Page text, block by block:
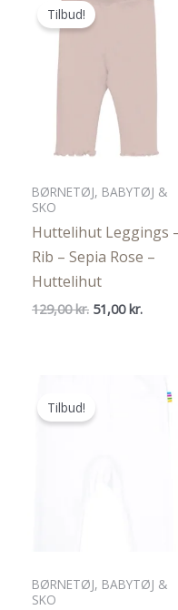
Tilbud!
BØRNETØJ, BABYTØJ &
SKO
Huttelihut Leggings
Rib – Sepia Rose –
Huttelihut
129,00kr. Den
51,00 kr.Den
Tilbud!
BØRNETØJ, BABYTØJ &
SKO